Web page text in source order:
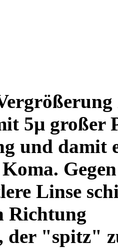
5µ großer
und damit
Linse
Richtung
der "spitz"